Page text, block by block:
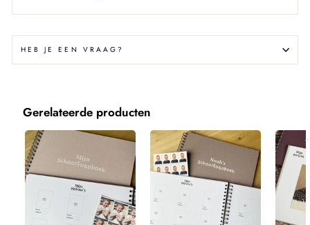
HEB JE EEN VRAAG?
Gerelateerde producten